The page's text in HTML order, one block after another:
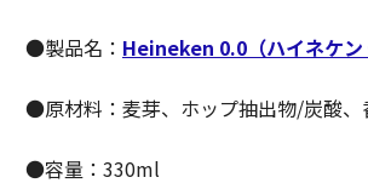
●製品名： Heineken 0.0（ハイネケン
●原材料：麦芽、ホップ抽出物/炭酸、
●容量：330ml